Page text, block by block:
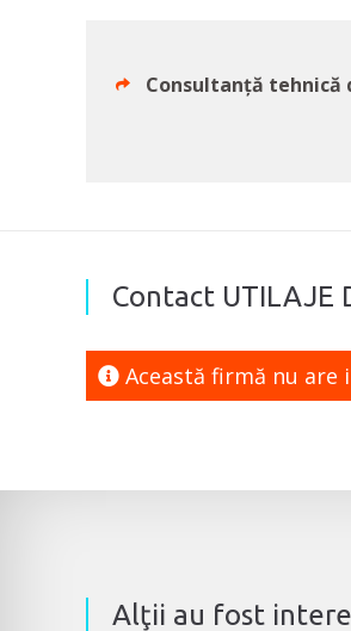
Consultanță tehnică
Contact UTILAJE
Această firmă nu are
Alţii au fost